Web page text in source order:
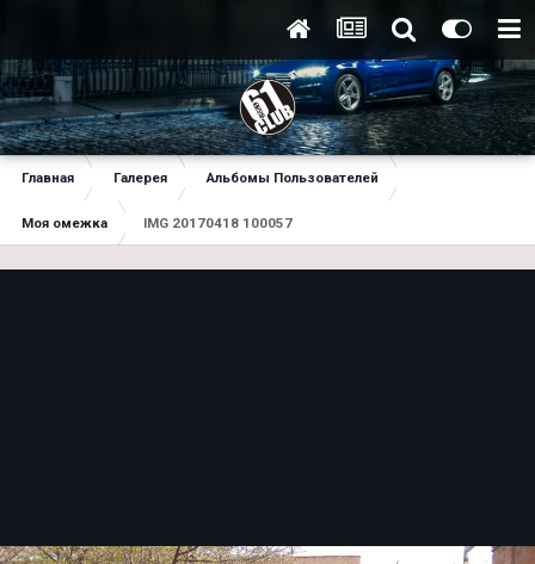
Главная Галерея Альбомы Пользователей
Моя омежка IMG 20170418 100057